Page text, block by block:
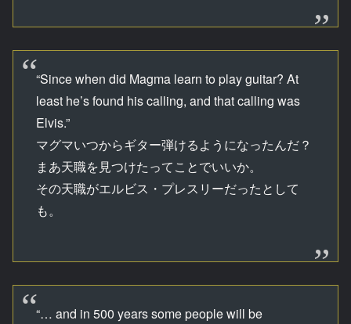
“Since when did Magma learn to play guitar? At
least he’s found his calling, and that calling was
Elvis.”
マグマいつからギター弾けるようになったんだ？
まあ天職を見つけたってことでいいか。
その天職がエルビス・プレスリーだったとして
も。
“… and in 500 years some people will be